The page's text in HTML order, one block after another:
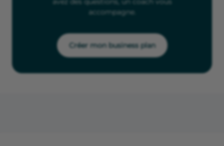
accompagne.
Créer mon business plan